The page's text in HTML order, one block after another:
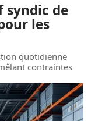
syndic de
les
quotidienne
contraintes